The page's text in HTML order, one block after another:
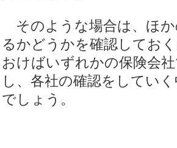
そのような場合は、ほか
るかどうかを確認してお
おけばいずれかの保険会
し、各社の確認をしてい
でしょう。